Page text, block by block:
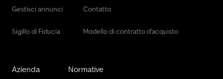
Gestisci annunci
Sigillo di Fiducia
Contatto
Modello di contratto d'acquisto
Azienda Normative